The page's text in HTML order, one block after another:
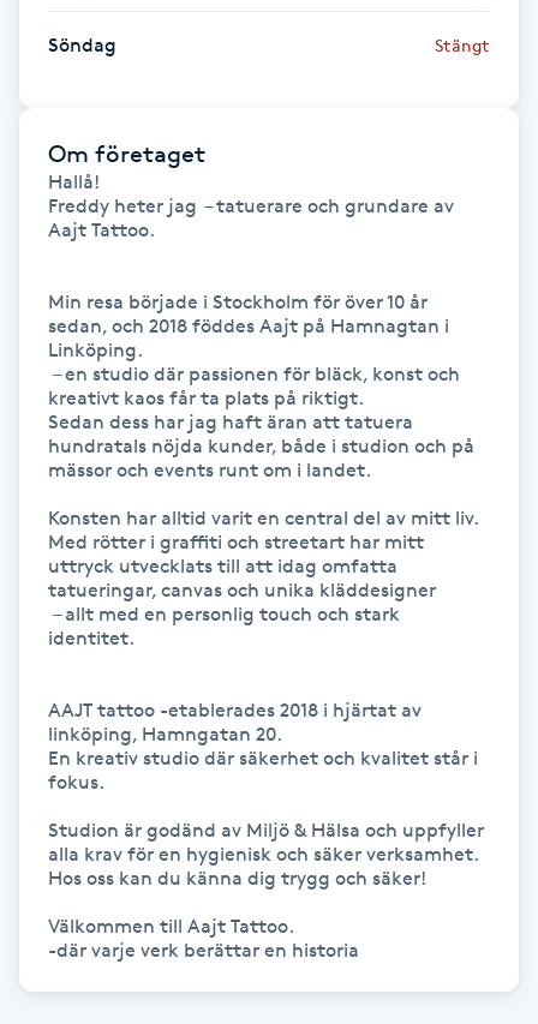
Färgning
Gel naglar
Gellack
Gellack med förstärkning
Gravidyoga
Gruppträning
Hatha Yoga
Headspa
Healing
Herrklippning
Söndag Stängt
Om företaget
Hallå!
Freddy heter jag  – tatuerare och grundare av
Aajt Tattoo.
Min resa började i Stockholm för över 10 år
sedan, och 2018 föddes Aajt på Hamnagtan i
Linköping.
kreativt kaos får ta plats på riktigt.
Sedan dess har jag haft äran att tatuera
hundratals nöjda kunder, både i studion och på
mässor och events runt om i landet.
Konsten har alltid varit en central del av mitt liv.
Med rötter i graffiti och streetart har mitt
uttryck utvecklats till att idag omfatta
tatueringar, canvas och unika kläddesigner
identitet.
AAJT tattoo -etablerades 2018 i hjärtat av
linköping, Hamngatan 20.
En kreativ studio där säkerhet och kvalitet står i
fokus.
Studion är godänd av Miljö & Hälsa och uppfyller
alla krav för en hygienisk och säker verksamhet.
Hos oss kan du känna dig trygg och säker!
Välkommen till Aajt Tattoo.